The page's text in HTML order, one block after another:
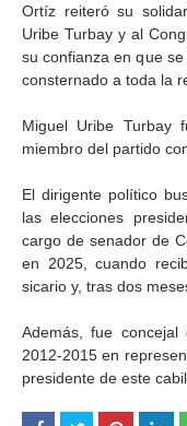
Ortíz reiteró su
Uribe Turbay y al
su confianza en que
consternado a toda la
Miguel Uribe Turbay
miembro del partido
El dirigente político
las elecciones
cargo de senador de
en 2025, cuando
sicario y, tras dos
Además, fue
2012-2015 en
presidente de este